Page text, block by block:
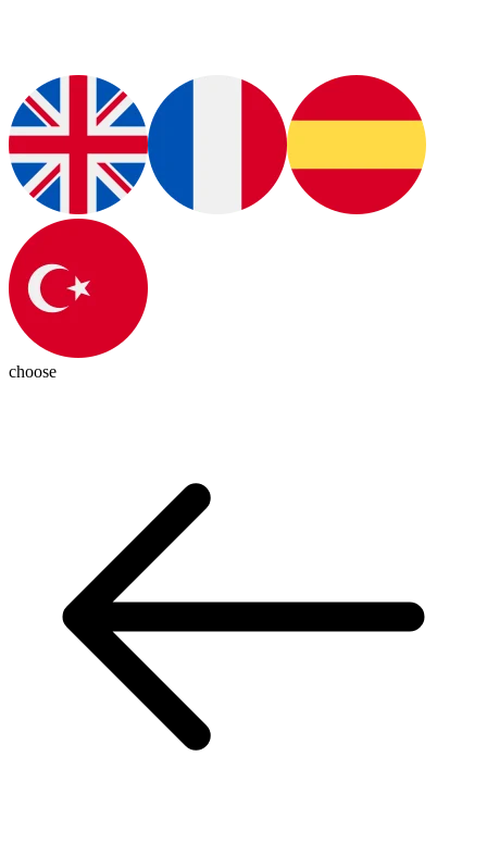
choose